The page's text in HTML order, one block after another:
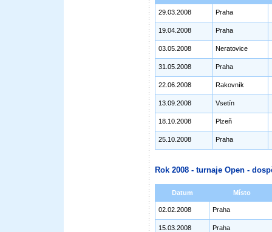
29.03.2008 Praha
19.04.2008 Praha
03.05.2008 Neratovice
31.05.2008 Praha
22.06.2008 Rakovník
13.09.2008 Vsetín
18.10.2008 Plzeň
25.10.2008 Praha
Rok 2008 - turnaje Open -
Datum Místo
02.02.2008 Praha
15.03.2008 Praha